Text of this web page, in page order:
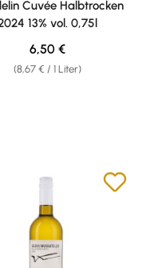
Cuvée Halbtrocken
13% vol. 0,75l
(8,67 € / 1 Liter)
Regulärer Preis:
6,50 €